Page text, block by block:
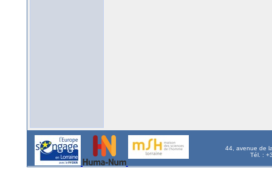
44, avenue de
Tél. :